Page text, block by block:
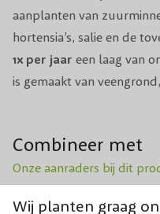
Wij planten graag
aanplanten van
hortensia’s, salie en de
1x per jaar een laag van
is gemaakt van
Combineer met
Onze aanraders bij dit